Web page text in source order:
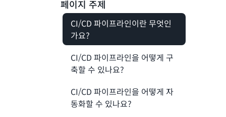
페이지 주제
CI/CD 파이프라인이란 무엇인
가요?
CI/CD 파이프라인을 어떻게 구
축할 수 있나요?
CI/CD 파이프라인을 어떻게 자
동화할 수 있나요?